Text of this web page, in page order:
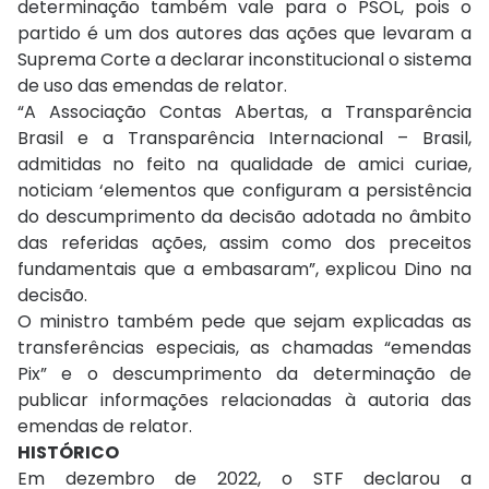
determinação também vale para o PSOL, pois o
partido é um dos autores das ações que levaram a
Suprema Corte a declarar inconstitucional o sistema
de uso das emendas de relator.
“A Associação Contas Abertas, a Transparência
Brasil e a Transparência Internacional – Brasil,
admitidas no feito na qualidade de amici curiae,
noticiam ‘elementos que configuram a persistência
do descumprimento da decisão adotada no âmbito
das referidas ações, assim como dos preceitos
fundamentais que a embasaram”, explicou Dino na
decisão.
O ministro também pede que sejam explicadas as
transferências especiais, as chamadas “emendas
Pix” e o descumprimento da determinação de
publicar informações relacionadas à autoria das
emendas de relator.
HISTÓRICO
Em dezembro de 2022, o STF declarou a